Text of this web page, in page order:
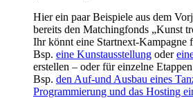
Hier ein paar Beispiele aus dem
bereits den Matchingfonds „Kunst
Ihr könnt eine Startnext-Kampagne
Bsp. eine Kunstausstellung oder
erstellen – oder für einzelne
Bsp. den Auf-und Ausbau eines
Programmierung und das Hosting